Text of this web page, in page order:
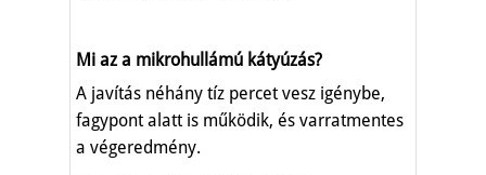
Mi az a mikrohullámú kátyúzás?
A javítás néhány tíz percet vesz igénybe,
fagypont alatt is működik, és varratmentes
a végeredmény.